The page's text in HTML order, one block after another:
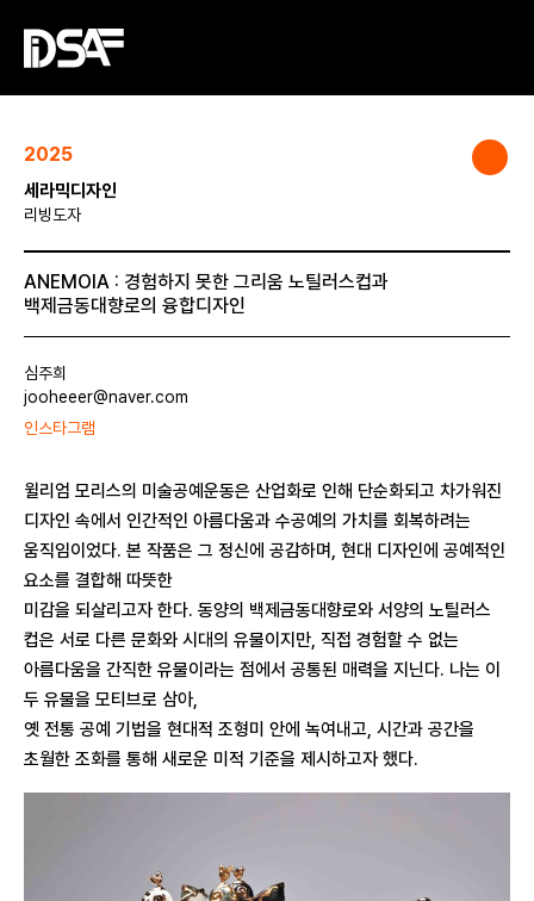
2025
세라믹디자인
리빙도자
ANEMOIA : 경험하지 못한 그리움 노틸러스컵과
백제금동대향로의 융합디자인
심주희
jooheeer@naver.com
인스타그램
윌리엄 모리스의 미술공예운동은 산업화로 인해 단순화되고 차가워진
디자인 속에서 인간적인 아름다움과 수공예의 가치를 회복하려는
움직임이었다. 본 작품은 그 정신에 공감하며, 현대 디자인에 공예적인
요소를 결합해 따뜻한
미감을 되살리고자 한다. 동양의 백제금동대향로와 서양의 노틸러스
컵은 서로 다른 문화와 시대의 유물이지만, 직접 경험할 수 없는
아름다움을 간직한 유물이라는 점에서 공통된 매력을 지닌다. 나는 이
두 유물을 모티브로 삼아,
옛 전통 공예 기법을 현대적 조형미 안에 녹여내고, 시간과 공간을
초월한 조화를 통해 새로운 미적 기준을 제시하고자 했다.